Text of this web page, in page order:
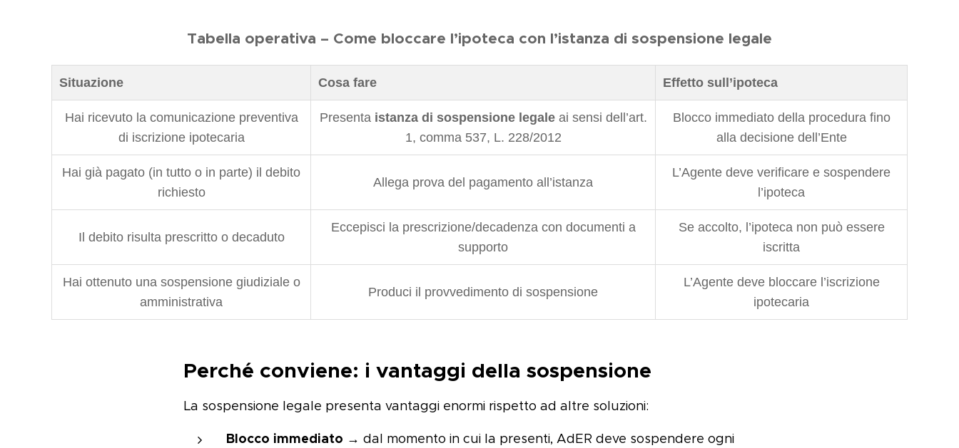
Tabella operativa – Come bloccare l’ipoteca con l’istanza di sospensione legale
Situazione Cosa fare Effetto sull’ipoteca
Hai ricevuto la comunicazione preventiva
di iscrizione ipotecaria
Presenta istanza di sospensione legaleai sensi dell’art.
1, comma 537, L. 228/2012
Blocco immediato della procedura fino
alla decisione dell’Ente
Hai già pagato (in tutto o in parte) il debito
richiesto
Allega prova del pagamento all’istanza
L’Agente deve verificare e sospendere
l’ipoteca
Il debito risulta prescritto o decaduto
Eccepisci la prescrizione/decadenza con documenti a
supporto
Se accolto, l’ipoteca non può essere
iscritta
Hai ottenuto una sospensione giudiziale o
amministrativa
Produci il provvedimento di sospensione
L’Agente deve bloccare l’iscrizione
ipotecaria
Perché conviene: i vantaggi della sospensione
La sospensione legale presenta vantaggi enormi rispetto ad altre soluzioni:
Blocco immediato → dal momento in cui la presenti, AdER deve sospendere ogni